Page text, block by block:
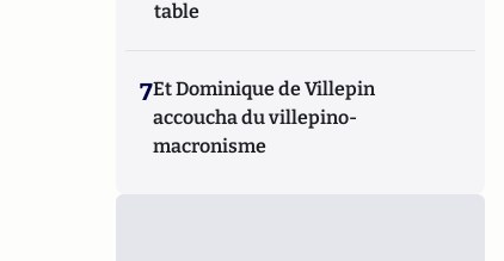
table
7Et Dominique de Villepin
accoucha du villepino-
macronisme